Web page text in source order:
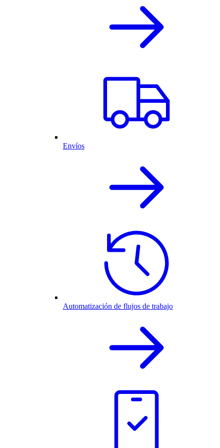
Envíos
Automatización de flujos de trabajo